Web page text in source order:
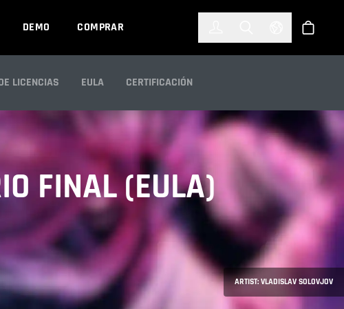
DEMO COMPRAR Select Tienda
LICENCIAS EULA CERTIFICACIÓN
ARTIST: VLADISLAV SOLOVJOV
FINAL (EULA)